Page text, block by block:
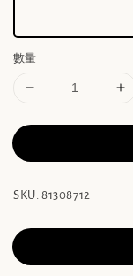
數量
SKU: 81308712